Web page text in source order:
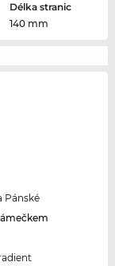
Délka stranic
140 mm
Pánské